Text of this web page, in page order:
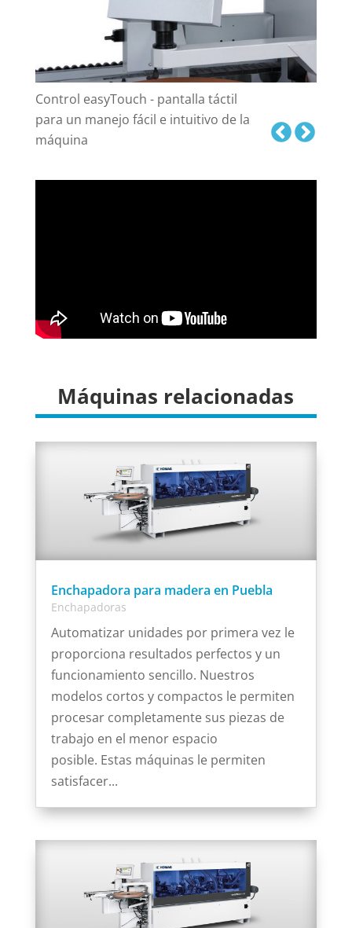
Control easyTouch - pantalla táctil
para un manejo fácil e intuitivo de la
máquina
Máquinas relacionadas
Enchapadora para madera en Puebla
Enchapadoras
Automatizar unidades por primera vez le
proporciona resultados perfectos y un
funcionamiento sencillo. Nuestros
modelos cortos y compactos le permiten
procesar completamente sus piezas de
trabajo en el menor espacio
posible. Estas máquinas le permiten
satisfacer...